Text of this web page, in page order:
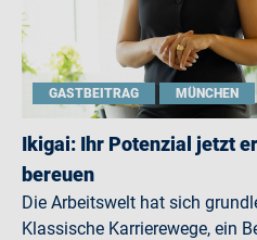
GASTBEITRAG MÜNCHEN
Ikigai: Ihr Potenzial jetzt
bereuen
Die Arbeitswelt hat sich
Klassische Karrierewege, ein